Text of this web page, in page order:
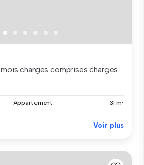
charges comprises charges
Appartement 31 m²
Voir plus